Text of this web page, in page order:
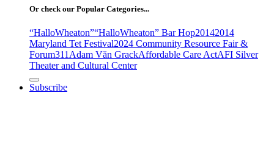
Or check our Popular Categories...
“HalloWheaton”“HalloWheaton” Bar Hop20142014
Maryland Tet Festival2024 Community Resource Fair &
Forum311Adam Văn GrackAffordable Care ActAFI Silver
Theater and Cultural Center
Subscribe